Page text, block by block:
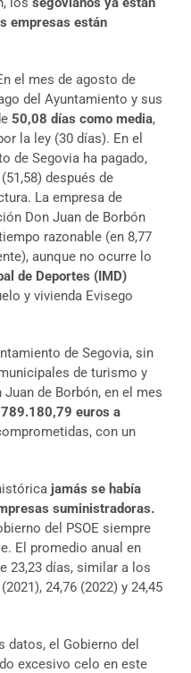
empresas están
el mes de agosto de
del Ayuntamiento y sus
50,08 días como media,
la ley (30 días). En el
de Segovia ha pagado,
(51,58) después de
La empresa de
Don Juan de Borbón
razonable (en 8,77
aunque no ocurre lo
de Deportes (IMD)
y vivienda Evisego
de Segovia, sin
de turismo y
de Borbón, en el mes
euros a
con un
jamás se había
suministradoras.
del PSOE siempre
El promedio anual en
23,23 días, similar a los
24,76 (2022) y 24,45
datos, el Gobierno del
excesivo celo en este